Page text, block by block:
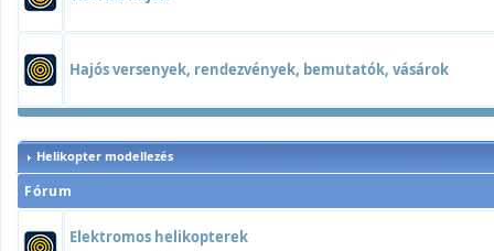
Hajós versenyek, rendezvények, bemutatók, vásárok
Helikopter modellezés
Fórum
Elektromos helikopterek